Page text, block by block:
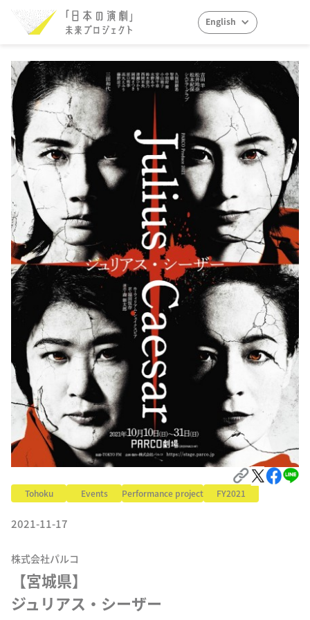
English
Tohoku Events Performance project FY2021
2021-11-17
株式会社パルコ
【宮城県】
ジュリアス・シーザー